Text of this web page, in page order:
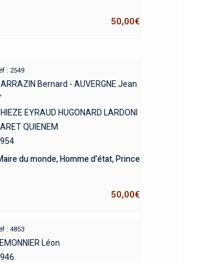
50,00€
: 2549
Bernard - AUVERGNE Jean
EYRAUD HUGONARD LARDONI
QUIENEM
du monde, Homme d’état, Prince
50,00€
: 4853
Léon